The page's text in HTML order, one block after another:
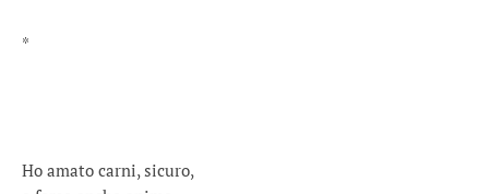
*
Ho amato carni, sicuro,